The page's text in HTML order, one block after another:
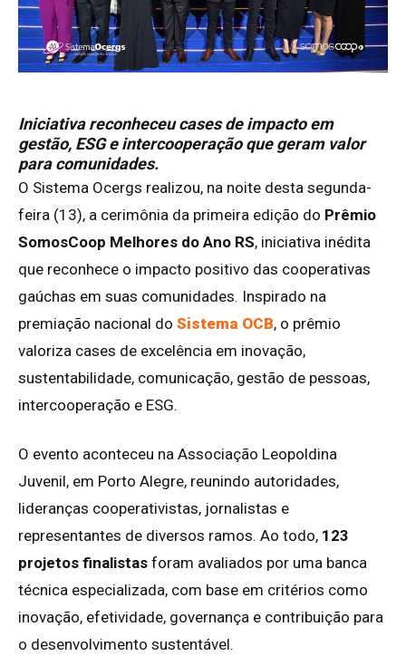
Iniciativa reconheceu cases de impacto em
gestão, ESG e intercooperação que geram valor
para comunidades.
O Sistema Ocergs realizou, na noite desta segunda-
feira (13), a cerimônia da primeira edição do Prêmio
SomosCoop Melhores do Ano RS, iniciativa inédita
que reconhece o impacto positivo das cooperativas
gaúchas em suas comunidades. Inspirado na
premiação nacional do Sistema OCB, o prêmio
valoriza cases de excelência em inovação,
sustentabilidade, comunicação, gestão de pessoas,
intercooperação e ESG.
O evento aconteceu na Associação Leopoldina
Juvenil, em Porto Alegre, reunindo autoridades,
lideranças cooperativistas, jornalistas e
representantes de diversos ramos. Ao todo, 123
projetos finalistas foram avaliados por uma banca
técnica especializada, com base em critérios como
inovação, efetividade, governança e contribuição para
o desenvolvimento sustentável.